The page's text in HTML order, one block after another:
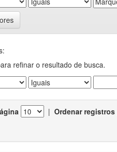
refinar o resultado de busca.
| Ordenar